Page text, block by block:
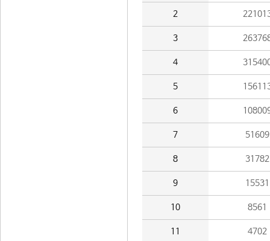
2
3
4
5
6
7 51609
8 31782
9 15531
10 8561
11 4702